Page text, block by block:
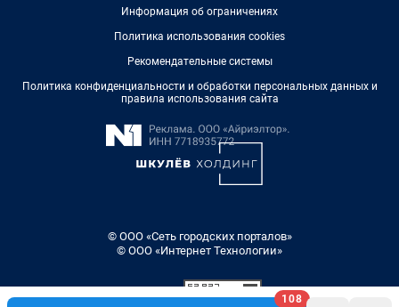
108
Информация об ограничениях
Политика использования cookies
Рекомендательные системы
Политика конфиденциальности и обработки персональных данных и
правила использования сайта
© ООО «Сеть городских порталов»
© ООО «Интернет Технологии»